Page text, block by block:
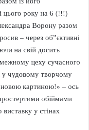
цього року на 6 (!!!)
Ворону разом
– через об”єктивні
на свій досить
цеху сучасного
у чудовому творчому
картиною!» – ось
обіймами
виставку у стінах